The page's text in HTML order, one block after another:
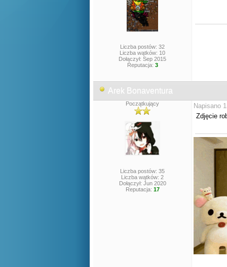
Liczba postów: 32
Liczba wątków: 10
Dołączył: Sep 2015
Reputacja: 3
Arek Bonaventura
Początkujący
Liczba postów: 35
Liczba wątków: 2
Dołączył: Jun 2020
Reputacja: 17
Napisano
Zdjęcie